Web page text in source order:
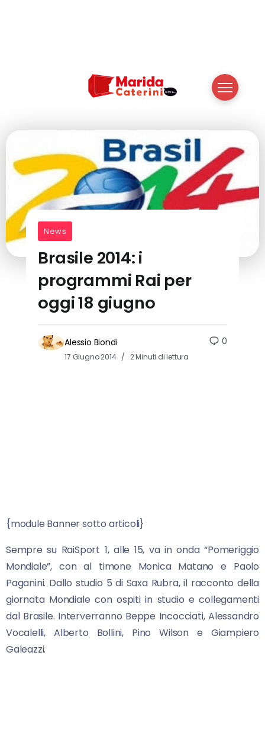
News
Brasile 2014: i
programmi Rai per
oggi 18 giugno
Alessio Biondi
17 Giugno 2014 2 Minuti di lettura
0
{module Banner sotto articoli}
Sempre su RaiSport 1, alle 15, va in onda “Pomeriggio
Mondiale”, con al timone Monica Matano e Paolo
Paganini. Dallo studio 5 di Saxa Rubra, il racconto della
giornata Mondiale con ospiti in studio e collegamenti
dal Brasile. Interverranno Beppe Incocciati, Alessandro
Vocalelli, Alberto Bollini, Pino Wilson e Giampiero
Galeazzi.